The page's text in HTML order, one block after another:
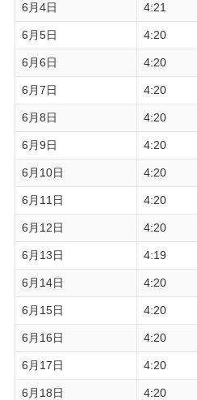
6月4日 4:21
6月5日 4:20
6月6日 4:20
6月7日 4:20
6月8日 4:20
6月9日 4:20
6月10日 4:20
6月11日 4:20
6月12日 4:20
6月13日 4:19
6月14日 4:20
6月15日 4:20
6月16日 4:20
6月17日 4:20
6月18日 4:20